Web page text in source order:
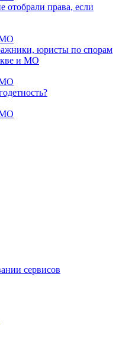
отобрали права, если
МО
юристы по спорам
и МО
МО
МО
сервисов